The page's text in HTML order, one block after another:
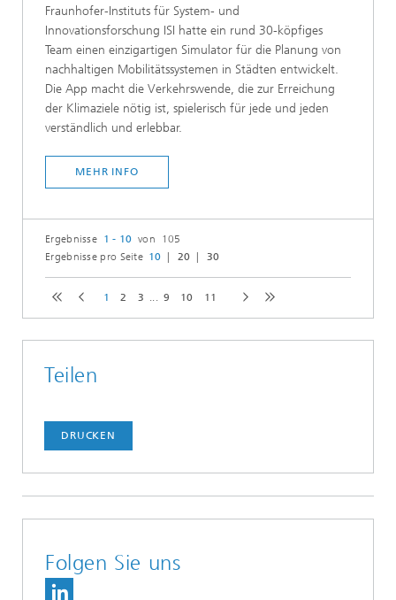
Fraunhofer-Instituts für System- und
Innovationsforschung ISI hatte ein rund 30-köpfiges
Team einen einzigartigen Simulator für die Planung von
nachhaltigen Mobilitätssystemen in Städten entwickelt.
Die App macht die Verkehrswende, die zur Erreichung
der Klimaziele nötig ist, spielerisch für jede und jeden
verständlich und erlebbar.
MEHR INFO
Ergebnisse 1 - 10 von 105
Ergebnisse pro Seite 10 20 30
1 2 3 9 10 11
Teilen
DRUCKEN
Folgen Sie uns